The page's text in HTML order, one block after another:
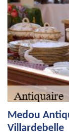
Medou
Villardebelle